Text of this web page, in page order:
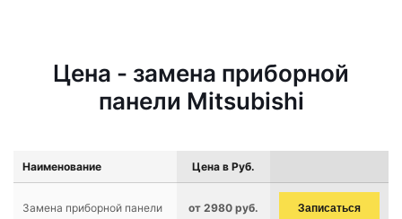
Цена - замена приборной
панели Mitsubishi
Наименование Цена в Руб.
Замена приборной панели от 2980 руб. Записаться